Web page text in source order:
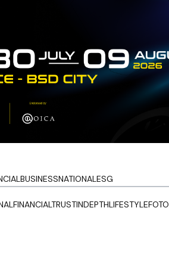
BUSINESSNATIONALESG
FINANCIALTRUSTINDEPTHLIFESTYLEFOTO